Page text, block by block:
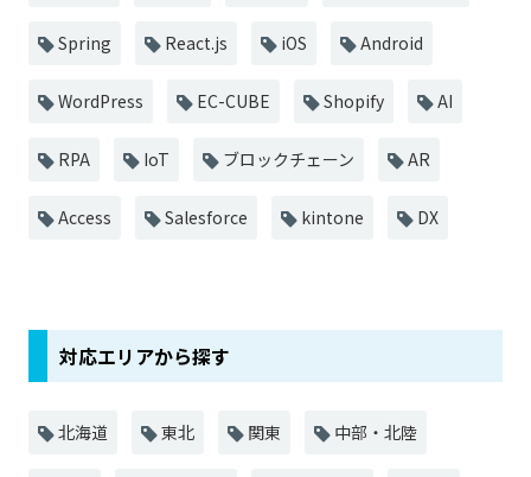
Spring React.js iOS Android
WordPress EC-CUBE Shopify AI
RPA IoT ブロックチェーン AR
Access Salesforce kintone DX
対応エリアから探す
北海道 東北 関東 中部・北陸